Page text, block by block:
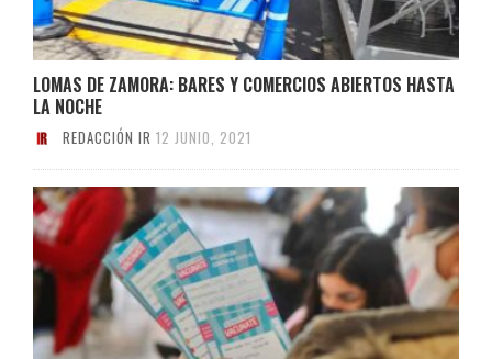
LOMAS DE ZAMORA: BARES Y COMERCIOS ABIERTOS HASTA
LA NOCHE
REDACCIÓN IR 12 JUNIO, 2021